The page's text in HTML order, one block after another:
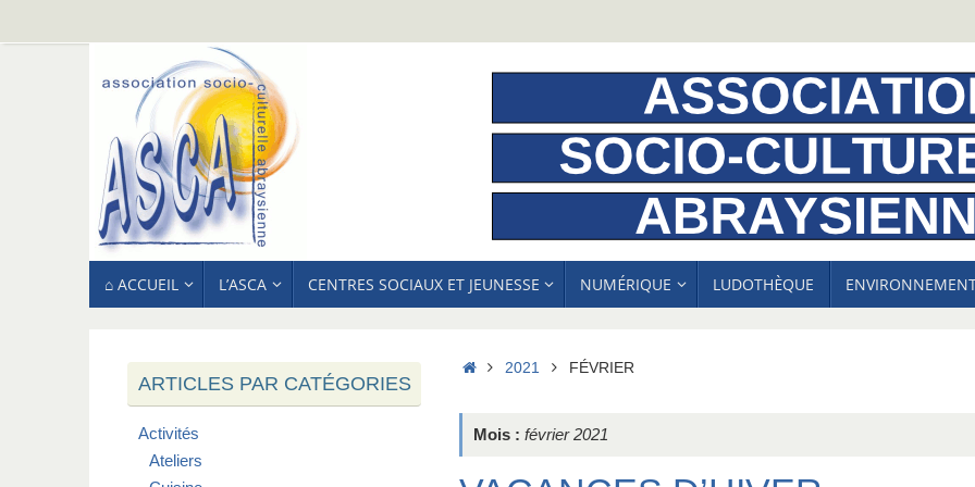
au
AU⌂ ACCUEIL L’ASCA CENTRES SOCIAUX ET JEUNESSE NUMÉRIQUE LUDOTHÈQUE
ACCUEIL
2021 FÉVRIER
Mois : février 2021
ARTICLES PAR CATÉGORIES
Activités
Ateliers